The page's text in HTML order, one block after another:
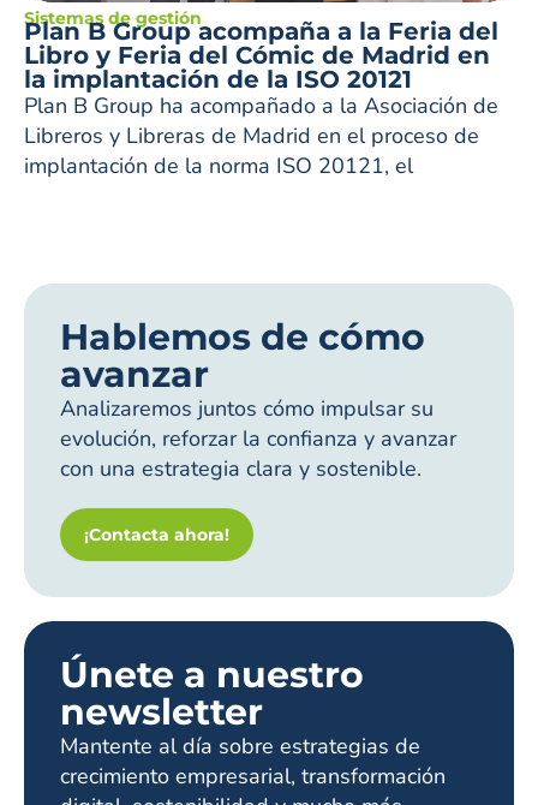
Sistemas de gestión
Plan B Group acompaña a la Feria del
Libro y Feria del Cómic de Madrid en
la implantación de la ISO 20121
Plan B Group ha acompañado a la Asociación de
Libreros y Libreras de Madrid en el proceso de
implantación de la norma ISO 20121, el
Hablemos de cómo
avanzar
Analizaremos juntos cómo impulsar su
evolución, reforzar la confianza y avanzar
con una estrategia clara y sostenible.
¡Contacta ahora!
Únete a nuestro
newsletter
Mantente al día sobre estrategias de
crecimiento empresarial, transformación